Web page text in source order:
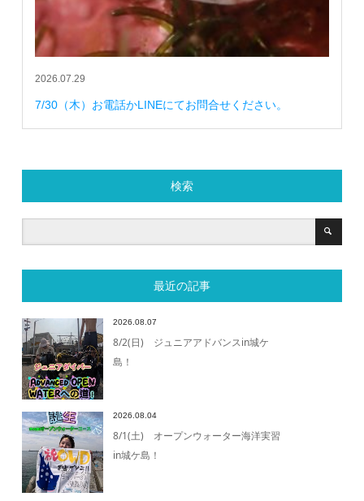
2026.07.29
7/30（木）お電話かLINEにてお問合せください。
検索
最近の記事
2026.08.07
8/2(日) ジュニアアドバンスin城ケ
島！
2026.08.04
8/1(土) オープンウォーター海洋実習
in城ケ島！